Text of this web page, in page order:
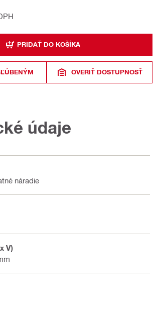
PRIDAŤ DO KOŠÍKA
OVERIŤ DOSTUPNOSŤ
údaje
náradie
V)